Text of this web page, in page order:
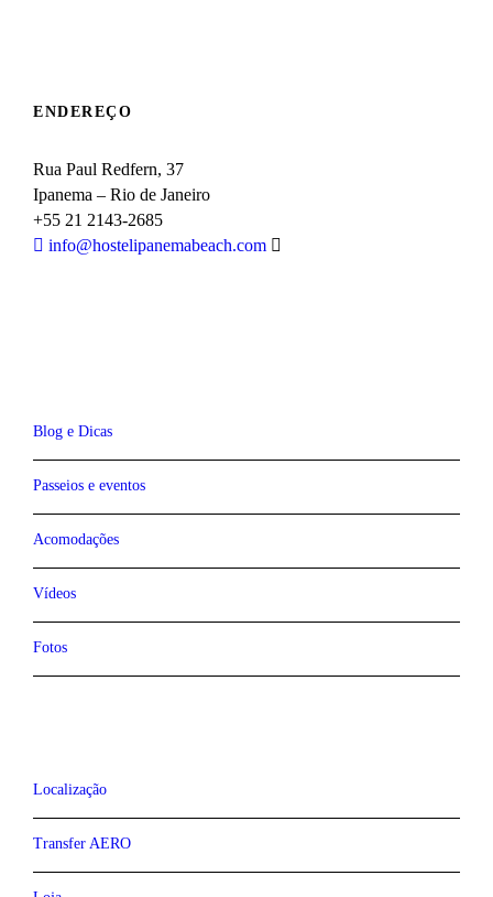
ENDEREÇO
Rua Paul Redfern, 37
Ipanema – Rio de Janeiro
+55 21 2143-2685
info@hostelipanemabeach.com
Blog e Dicas
Passeios e eventos
Acomodações
Vídeos
Fotos
Localização
Transfer AERO